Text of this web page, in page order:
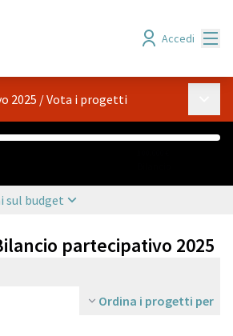
Accedi
2025 /Vota i progetti
sul budget
partecipativo 2025
Ordina i progetti per